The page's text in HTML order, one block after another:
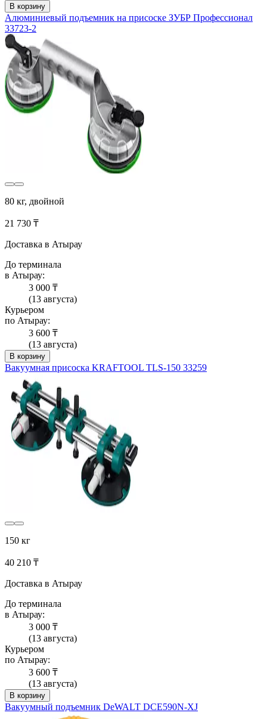
В корзину
Алюминиевый подъемник на присоске ЗУБР Профессионал
33723-2
80 кг, двойной
21 730 ₸
Доставка в Атырау
До терминала
в Атырау:
3 000 ₸
(13 августа)
Курьером
по Атырау:
3 600 ₸
(13 августа)
В корзину
Вакуумная присоска KRAFTOOL TLS-150 33259
150 кг
40 210 ₸
Доставка в Атырау
До терминала
в Атырау:
3 000 ₸
(13 августа)
Курьером
по Атырау:
3 600 ₸
(13 августа)
В корзину
Вакуумный подъемник DeWALT DCE590N-XJ